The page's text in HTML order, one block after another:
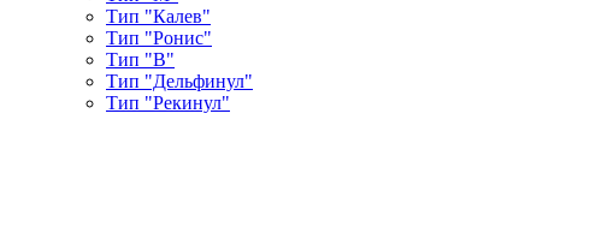
Тип "Калев"
Тип "Ронис"
Тип "В"
Тип "Дельфинул"
Тип "Рекинул"